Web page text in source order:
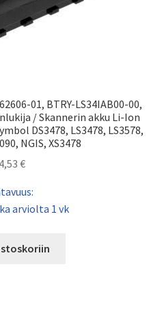
01, BTRY-LS34IAB00-00,
/ Skannerin akku Li-Ion
DS3478, LS3478, LS3578,
NGIS, XS3478
€
arviolta 1 vk